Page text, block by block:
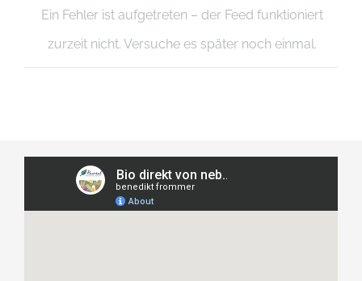
Ein Fehler ist aufgetreten – der Feed funktioniert
zurzeit nicht. Versuche es später noch einmal.